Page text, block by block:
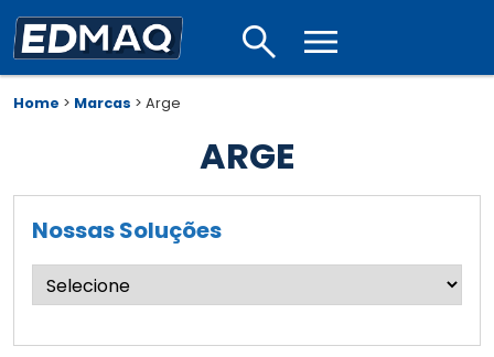
search menu
Home > Marcas > Arge
ARGE
Nossas Soluções